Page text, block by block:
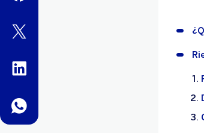
twitter
linkedin
whatsapp